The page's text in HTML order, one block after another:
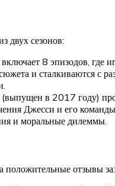
двух сезонов:
включает 8 эпизодов, где
и сталкиваются с
(выпущен в 2017 году)
Джесси и его
и моральные дилеммы.
положительные отзывы за: